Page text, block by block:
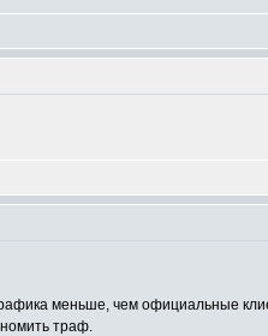
меньше, чем официальные
траф.